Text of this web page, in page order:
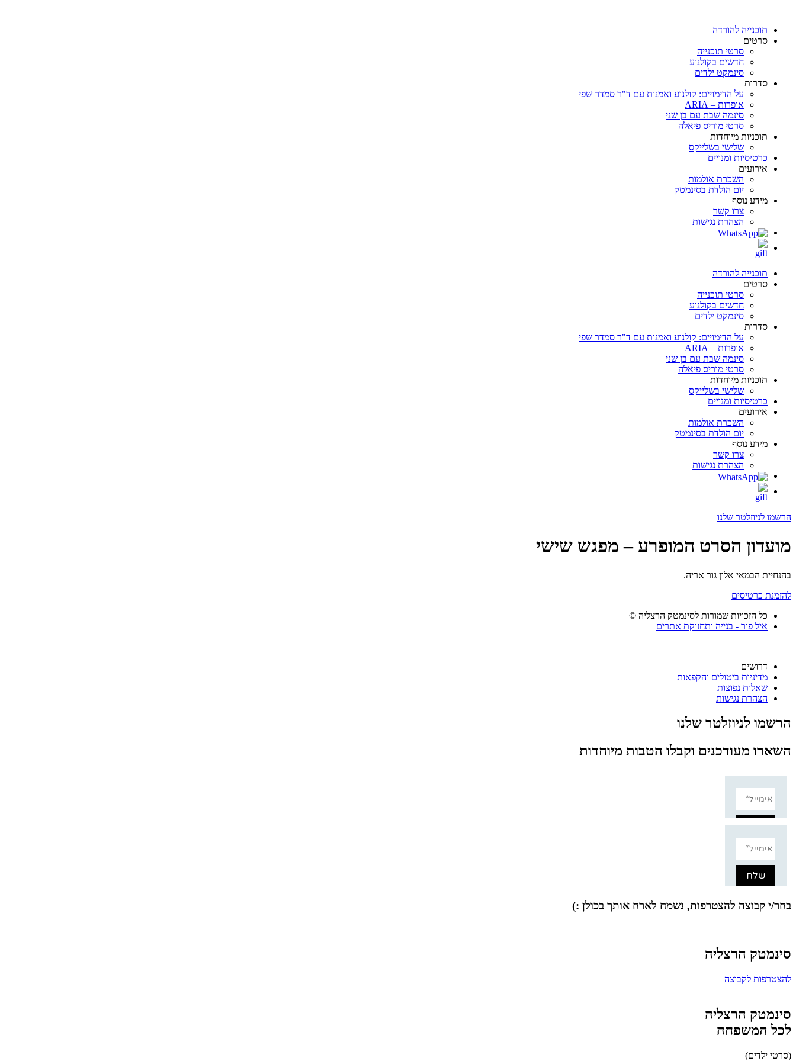
תוכנייה להורדה
סרטים
סרטי תוכנייה
חדשים בקולנוע
סינמקט ילדים
סדרות
על הדימויים: קולנוע ואמנות עם ד"ר סמדר שפי
אופרות – ARIA
סינמה שבת עם בן שני
סרטי מוריס פיאלה
תוכניות מיוחדות
שלישי בשלייקס
כרטיסיות ומנויים
אירועים
השכרת אולמות
יום הולדת בסינמטק
מידע נוסף
צרו קשר
הצהרת נגישות
תוכנייה להורדה
סרטים
סרטי תוכנייה
חדשים בקולנוע
סינמקט ילדים
סדרות
על הדימויים: קולנוע ואמנות עם ד"ר סמדר שפי
אופרות – ARIA
סינמה שבת עם בן שני
סרטי מוריס פיאלה
תוכניות מיוחדות
שלישי בשלייקס
כרטיסיות ומנויים
אירועים
השכרת אולמות
יום הולדת בסינמטק
מידע נוסף
צרו קשר
הצהרת נגישות
הרשמו לניוזלטר שלנו
מועדון הסרט המופרע – מפגש שישי
בהנחיית הבמאי אלון גור אריה.
להזמנת כרטיסים
כל הזכויות שמורות לסינמטק הרצליה ©
איל פור - בנייה ותחזוקת אתרים
דרושים
מדיניות ביטולים והקפאות
שאלות נפוצות
הצהרת נגישות
הרשמו לניוזלטר שלנו
השארו מעודכנים וקבלו הטבות מיוחדות
בחר/י קבוצה להצטרפות, נשמח לארח אותך בכולן :)
סינמטק הרצליה
להצטרפות לקבוצה
סינמטק הרצליה
לכל המשפחה
(סרטי ילדים)